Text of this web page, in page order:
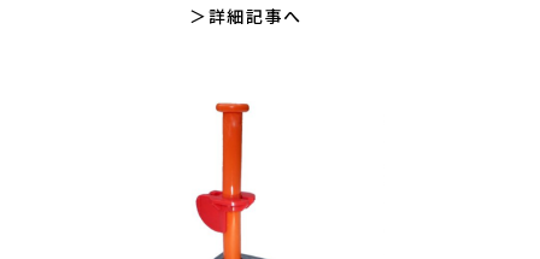
詳細記事へ